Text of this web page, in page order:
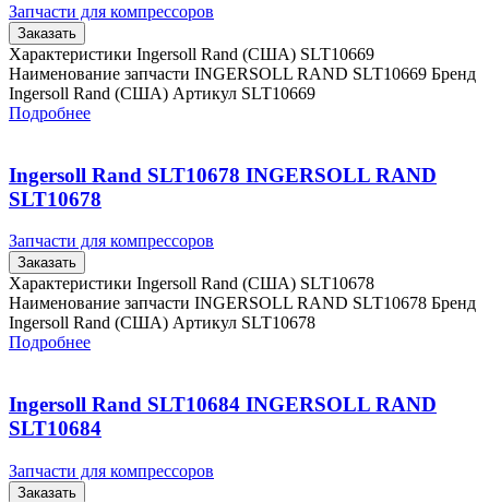
Запчасти для компрессоров
Заказать
Характеристики Ingersoll Rand (США) SLT10669
Наименование запчасти INGERSOLL RAND SLT10669 Бренд
Ingersoll Rand (США) Артикул SLT10669
Подробнее
Ingersoll Rand SLT10678 INGERSOLL RAND
SLT10678
Запчасти для компрессоров
Заказать
Характеристики Ingersoll Rand (США) SLT10678
Наименование запчасти INGERSOLL RAND SLT10678 Бренд
Ingersoll Rand (США) Артикул SLT10678
Подробнее
Ingersoll Rand SLT10684 INGERSOLL RAND
SLT10684
Запчасти для компрессоров
Заказать